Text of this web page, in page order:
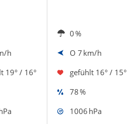
0 %
h O 7 km/h
19° / 16° gefühlt 16° / 15°
78 %
1006 hPa